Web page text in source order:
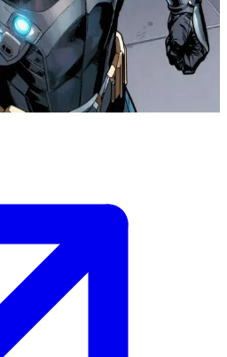
الحارس الحديدي، البطل التقني.
الحارس الحديدي هو بطل تقني يقاتل
متطورة في مدينة مستقبلية.
للتو بتفعيل عتاده التقني للانضمام إلى القتال بجانبه.